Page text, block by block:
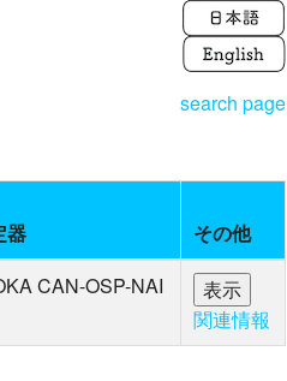
search page
器
その他
CAN-OSP-NAI
関連情報